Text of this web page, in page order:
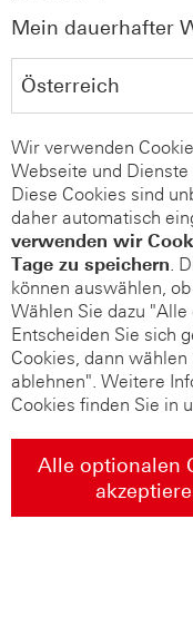
Mein dauerhafter
Wir verwenden
Webseite und
Diese Cookies sind
daher automatisch
verwenden wir
Tage zu speichern.
können auswählen,
Wählen Sie dazu
Entscheiden Sie sich
Cookies, dann
ablehnen". Weitere
Cookies finden Sie in
Alle optionalen